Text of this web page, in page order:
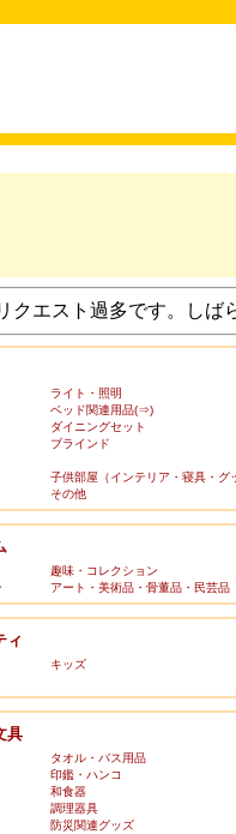
クエスト過多です。し
ライト・照明
ベッド関連用品(⇒)
ダイニングセット
ブラインド
子供部屋（インテリア・寝具・グ
その他
趣味・コレクション
アート・美術品・骨董品・民芸品
ィ
キッズ
具
タオル・バス用品
印鑑・ハンコ
和食器
調理器具
防災関連グッズ